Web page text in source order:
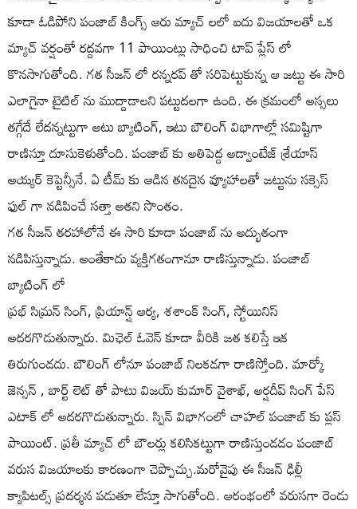
కూడా ఓడిపోని పంజాబ్ కింగ్స్ ఆరు మ్యాచ్ లలో ఐదు విజయాలతో ఒక
మ్యాచ్ వర్షంతో రద్దవగా 11 పాయింట్లు సాధించి టాప్ ప్లేస్ లో
కొనసాగుతోంది. గత సీజన్ లో రన్నరప్ తో సరిపెట్టుకున్న ఆ జట్టు ఈ సారి
ఎలాగైనా టైటిల్ ను ముద్దాడాలని పట్టుదలగా ఉంది. ఈ క్రమంలో అస్సలు
తగ్గేదే లేదన్నట్టుగా అటు బ్యాటింగ్, ఇటు బౌలింగ్ విభాగాల్లో సమిష్టిగా
రాణిస్తూ దూసుకెళుతోంది. పంజాబ్ కు అతిపెద్ద అడ్వాంటేజ్ శ్రేయాస్
అయ్యర్ కెప్టెన్సీనే. ఏ టీమ్ కు ఆడిన తనదైన వ్యూహాలతో జట్టును సక్సెస్
ఫుల్ గా నడిపించే సత్తా అతని సొంతం.
గత సీజన్ తరహాలోనే ఈ సారి కూడా పంజాబ్ ను అద్భుతంగా
నడిపిస్తున్నాడు. అంతేకాదు వ్యక్తిగతంగానూ రాణిస్తున్నాడు. పంజాబ్
బ్యాటింగ్ లో
ప్రభ్ సిమ్రన్ సింగ్, ప్రియాన్ష్ ఆర్య, శశాంక్ సింగ్, స్టోయినిస్
అదరగొడుతున్నారు. మిఛెల్ ఓవెన్ కూడా వీరికి జత కలిస్తే ఇక
తిరుగుండదు. బౌలింగ్ లోనూ పంజాబ్ నిలకడగా రాణిస్తోంది. మార్కో
జెన్సన్ , బార్ట్ లెట్ తో పాటు విజయ్ కుమార్ వైశాఖ్, అర్షదీప్ సింగ్ పేస్
ఎటాక్ లో అదరగొడుతున్నారు. స్పిన్ విభాగంలో చాహల్ పంజాబ్ కు ప్లస్
పాయింట్. ప్రతీ మ్యాచ్ లో బౌలర్లు కలిసికట్టుగా రాణిస్తుండడం పంజాబ్
వరుస విజయాలకు కారణంగా చెప్పొచ్చు.మరోవైపు ఈ సీజన్ ఢిల్లీ
క్యాపిటల్స్ ప్రదర్శన పడుతూ లేస్తూ సాగుతోంది. ఆరంభంలో వరుసగా రెండు